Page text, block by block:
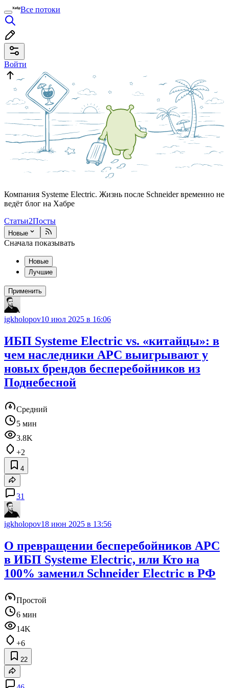
Все потоки
Войти
Компания Systeme Electric. Жизнь после Schneider временно не
ведёт блог на Хабре
Статьи2Посты
Новые
Сначала показывать
Новые
Лучшие
Применить
igkholopov10 июл 2025 в 16:06
ИБП Systeme Electric vs. «китайцы»: в
чем наследники APC выигрывают у
новых брендов бесперебойников из
Поднебесной
Средний
5 мин
3.8K
+2
4
31
igkholopov18 июн 2025 в 13:56
О превращении бесперебойников APC
в ИБП Systeme Electric, или Кто на
100% заменил Schneider Electric в РФ
Простой
6 мин
14K
+6
22